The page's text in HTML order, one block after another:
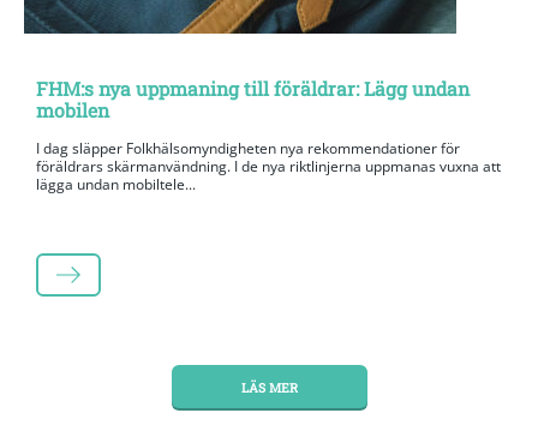
FHM:s nya uppmaning till föräldrar: Lägg undan
mobilen
I dag släpper Folkhälsomyndigheten nya rekommendationer för
föräldrars skärmanvändning. I de nya riktlinjerna uppmanas vuxna att
lägga undan mobiltele...
LÄS MER
LÄS MER